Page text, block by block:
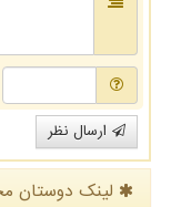
ارسال نظر
لینک دوستان